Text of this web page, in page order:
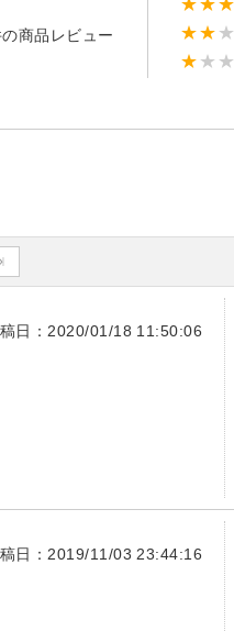
商品レビュー
日：2020/01/18 11:50:06
日：2019/11/03 23:44:16